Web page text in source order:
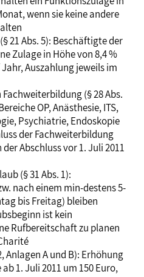
wenn sie keine andere
21 Abs. 5): Beschäftigte der
Zulage in Höhe von 8,4 %
Auszahlung jeweils im
(§ 28 Abs.
OP, Anästhesie, ITS,
Psychiatrie, Endoskopie
der Fachweiterbildung
Abschluss vor 1. Juli 2011
(§ 31 Abs. 1):
nach einem min-destens 5-
bis Freitag) bleiben
ist kein
Rufbereitschaft zu planen
Anlagen A und B): Erhöhung
1. Juli 2011 um 150 Euro,